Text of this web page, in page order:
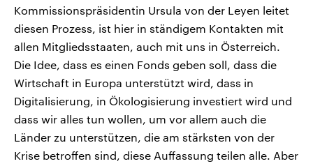
Kommissionspräsidentin Ursula von der Leyen leitet
diesen Prozess, ist hier in ständigem Kontakten mit
allen Mitgliedsstaaten, auch mit uns in Österreich.
Die Idee, dass es einen Fonds geben soll, dass die
Wirtschaft in Europa unterstützt wird, dass in
Digitalisierung, in Ökologisierung investiert wird und
dass wir alles tun wollen, um vor allem auch die
Länder zu unterstützen, die am stärksten von der
Krise betroffen sind, diese Auffassung teilen alle. Aber